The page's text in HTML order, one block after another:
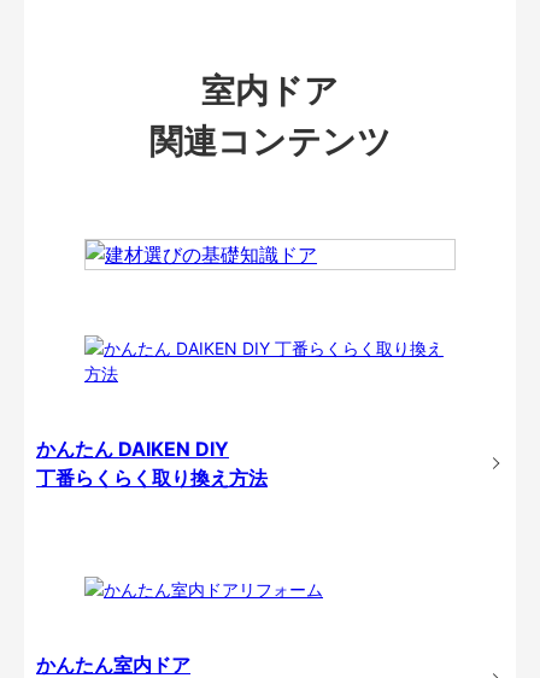
室内ドア
関連コンテンツ
かんたん DAIKEN DIY
丁番らくらく取り換え方法
かんたん室内ドア